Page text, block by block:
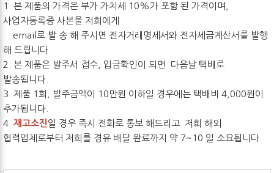
1. 본 제품의 가격은 부가 가치세 10%가 포함 된 가격이며,
사업자등록증 사본을 저희에게
email로 발 송 해 주시면 전자거래명세서와 전자세금계산서를 발행
해 드립니다.
2. 본 제품은 발주서 접수, 입금확인이 되면 다음날 택배로
발송됩니다.
3. 제품 1회, 발주금액이 10만원 이하일 경우에는 택배비 4,000원이
추가됩니다.
4. 재고소진 일 경우 즉시 전화로 통보 해드리고 저희 해외
협력업체로부터 저희를 경유 배달 완료까지 약 7~10 일 소요됩니다.